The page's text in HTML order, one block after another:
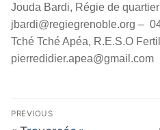
Jouda Bardi, Régie de
jbardi@regiegrenoble.org –
Tché Tché Apéa, R.E.S.O
pierredidier.apea@gmail.com
Navigation
PREVIOUS